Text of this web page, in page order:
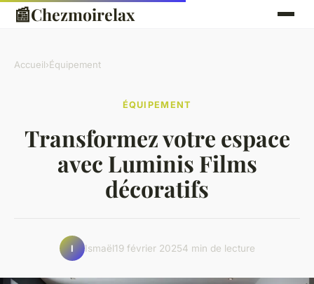
📰Chezmoirelax
Accueil›Équipement
ÉQUIPEMENT
Transformez votre espace
avec Luminis Films
décoratifs
I Ismaël19 février 20254 min de lecture